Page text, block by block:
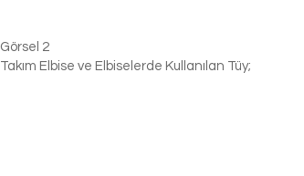
Görsel 2
Takım Elbise ve Elbiselerde Kullanılan Tüy;